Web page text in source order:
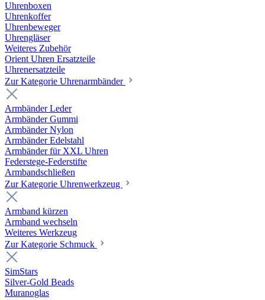
Uhrenboxen
Uhrenkoffer
Uhrenbeweger
Uhrengläser
Weiteres Zubehör
Orient Uhren Ersatzteile
Uhrenersatzteile
Zur Kategorie Uhrenarmbänder
Armbänder Leder
Armbänder Gummi
Armbänder Nylon
Armbänder Edelstahl
Armbänder für XXL Uhren
Federstege-Federstifte
Armbandschließen
Zur Kategorie Uhrenwerkzeug
Armband kürzen
Armband wechseln
Weiteres Werkzeug
Zur Kategorie Schmuck
SimStars
Silver-Gold Beads
Muranoglas